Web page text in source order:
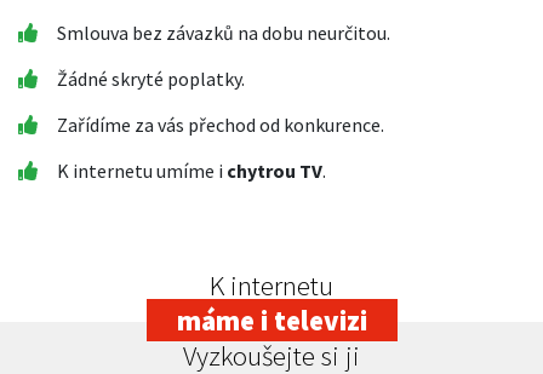
Smlouva bez závazků na dobu neurčitou.
Žádné skryté poplatky.
Zařídíme za vás přechod od konkurence.
K internetu umíme i chytrou TV.
K internetu
máme i televizi
Vyzkoušejte si ji